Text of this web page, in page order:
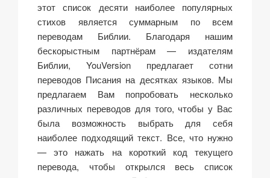
этот список десяти наиболее популярных
стихов является суммарным по всем
переводам Библии. Благодаря нашим
бескорыстным партнёрам — издателям
Библии, YouVersion предлагает сотни
переводов Писания на десятках языков. Мы
предлагаем Вам попробовать несколько
различных переводов для того, чтобы у Вас
была возможность выбрать для себя
наиболее подходящий текст. Все, что нужно
— это нажать на короткий код текущего
перевода, чтобы открылся весь список